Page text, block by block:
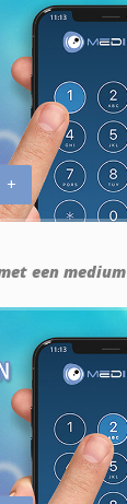
+
een medium